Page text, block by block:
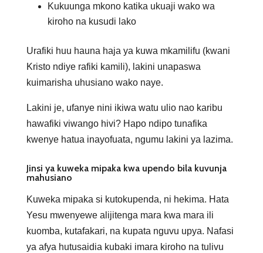
Kukuunga mkono katika ukuaji wako wa
kiroho na kusudi lako
Urafiki huu hauna haja ya kuwa mkamilifu (kwani
Kristo ndiye rafiki kamili), lakini unapaswa
kuimarisha uhusiano wako naye.
Lakini je, ufanye nini ikiwa watu ulio nao karibu
hawafiki viwango hivi? Hapo ndipo tunafika
kwenye hatua inayofuata, ngumu lakini ya lazima.
Jinsi ya kuweka mipaka kwa upendo bila kuvunja
mahusiano
Kuweka mipaka si kutokupenda, ni hekima. Hata
Yesu mwenyewe alijitenga mara kwa mara ili
kuomba, kutafakari, na kupata nguvu upya. Nafasi
ya afya hutusaidia kubaki imara kiroho na tulivu